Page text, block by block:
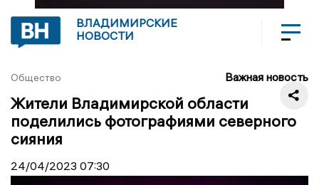
ВЛАДИМИРСКИЕ
НОВОСТИ
Общество Важная новость
Жители Владимирской области
поделились фотографиями северного
сияния
24/04/2023 07:30